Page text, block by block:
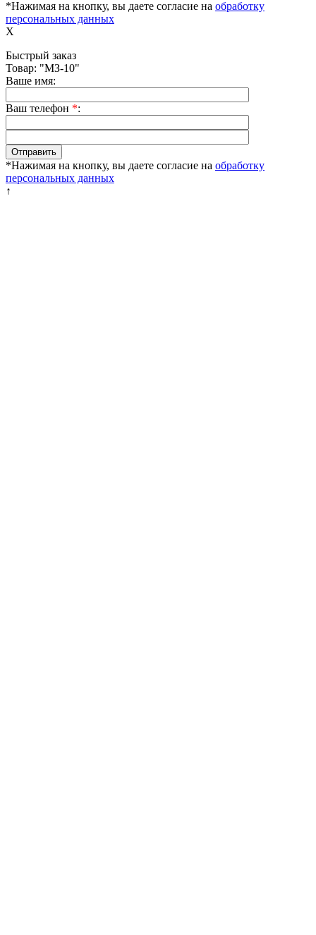
*Нажимая на кнопку, вы даете согласие на обработку
персональных данных
X
Быстрый заказ
Товар: "МЗ-10"
Ваше имя:
Ваш телефон *:
*Нажимая на кнопку, вы даете согласие на обработку
персональных данных
↑